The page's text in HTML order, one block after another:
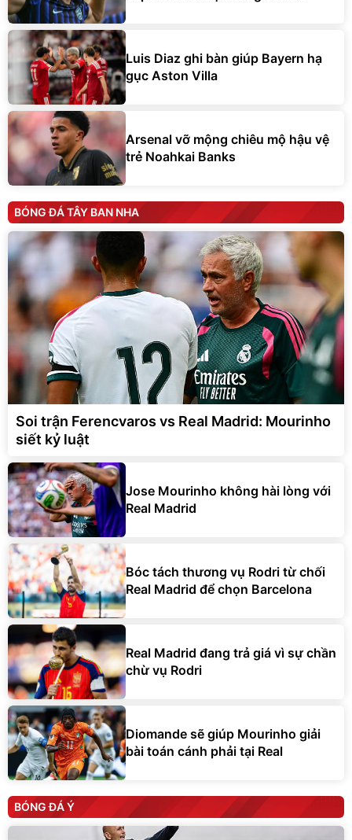
Luis Diaz ghi bàn giúp Bayern hạ
gục Aston Villa
Arsenal vỡ mộng chiêu mộ hậu vệ
trẻ Noahkai Banks
BÓNG ĐÁ TÂY BAN NHA
Soi trận Ferencvaros vs Real Madrid: Mourinho
siết kỷ luật
Jose Mourinho không hài lòng với
Real Madrid
Bóc tách thương vụ Rodri từ chối
Real Madrid để chọn Barcelona
Real Madrid đang trả giá vì sự chần
chừ vụ Rodri
Diomande sẽ giúp Mourinho giải
bài toán cánh phải tại Real
BÓNG ĐÁ Ý